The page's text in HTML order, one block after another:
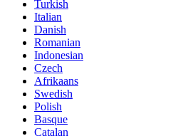
Turkish
Italian
Danish
Romanian
Indonesian
Czech
Afrikaans
Swedish
Polish
Basque
Catalan